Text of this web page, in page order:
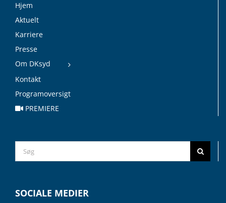
Hjem
Aktuelt
Karriere
Presse
Om DKsyd
Kontakt
Programoversigt
PREMIERE
Search
for:
SOCIALE MEDIER